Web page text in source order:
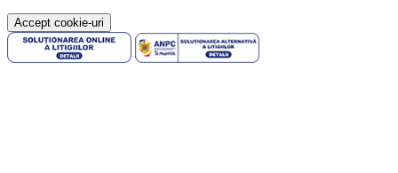
Accept cookie-uri